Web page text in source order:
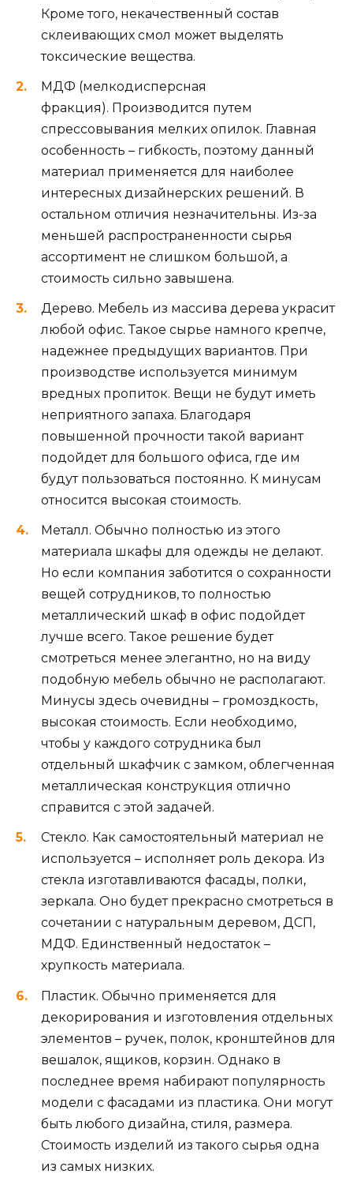
Кроме того, некачественный состав
склеивающих смол может выделять
токсические вещества.
МДФ (мелкодисперсная
фракция). Производится путем
спрессовывания мелких опилок. Главная
особенность – гибкость, поэтому данный
материал применяется для наиболее
интересных дизайнерских решений. В
остальном отличия незначительны. Из-за
меньшей распространенности сырья
ассортимент не слишком большой, а
стоимость сильно завышена.
Дерево. Мебель из массива дерева украсит
любой офис. Такое сырье намного крепче,
надежнее предыдущих вариантов. При
производстве используется минимум
вредных пропиток. Вещи не будут иметь
неприятного запаха. Благодаря
повышенной прочности такой вариант
подойдет для большого офиса, где им
будут пользоваться постоянно. К минусам
относится высокая стоимость.
Металл. Обычно полностью из этого
материала шкафы для одежды не делают.
Но если компания заботится о сохранности
вещей сотрудников, то полностью
металлический шкаф в офис подойдет
лучше всего. Такое решение будет
смотреться менее элегантно, но на виду
подобную мебель обычно не располагают.
Минусы здесь очевидны – громоздкость,
высокая стоимость. Если необходимо,
чтобы у каждого сотрудника был
отдельный шкафчик с замком, облегченная
металлическая конструкция отлично
справится с этой задачей.
Стекло. Как самостоятельный материал не
используется – исполняет роль декора. Из
стекла изготавливаются фасады, полки,
зеркала. Оно будет прекрасно смотреться в
сочетании с натуральным деревом, ДСП,
МДФ. Единственный недостаток –
хрупкость материала.
Пластик. Обычно применяется для
декорирования и изготовления отдельных
элементов – ручек, полок, кронштейнов для
вешалок, ящиков, корзин. Однако в
последнее время набирают популярность
модели с фасадами из пластика. Они могут
быть любого дизайна, стиля, размера.
Стоимость изделий из такого сырья одна
из самых низких.